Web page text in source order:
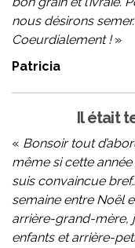
nous désirons semer.
Coeurdialement !»
Patricia
Il était
« Bonsoir tout
même si cette
suis convaincue
semaine entre Noël
arrière-grand-mère,
enfants et arrière-